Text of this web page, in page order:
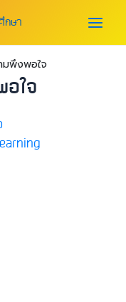
กษา
Main
Menu
มพึงพอใจ
ใจ